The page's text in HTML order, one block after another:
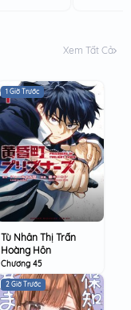
Xem Tất Cả
1 Giờ Trước
Tù Nhân Thị Trấn
Hoàng Hôn
Chương 45
2 Giờ Trước